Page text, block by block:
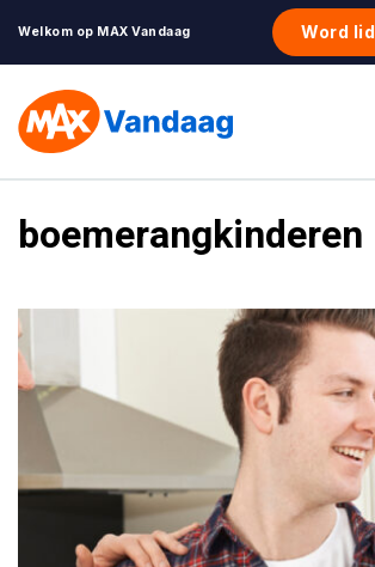
Welkom op MAX Vandaag Word lid
boemerangkinderen